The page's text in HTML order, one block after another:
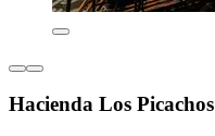
Hacienda Los Picachos